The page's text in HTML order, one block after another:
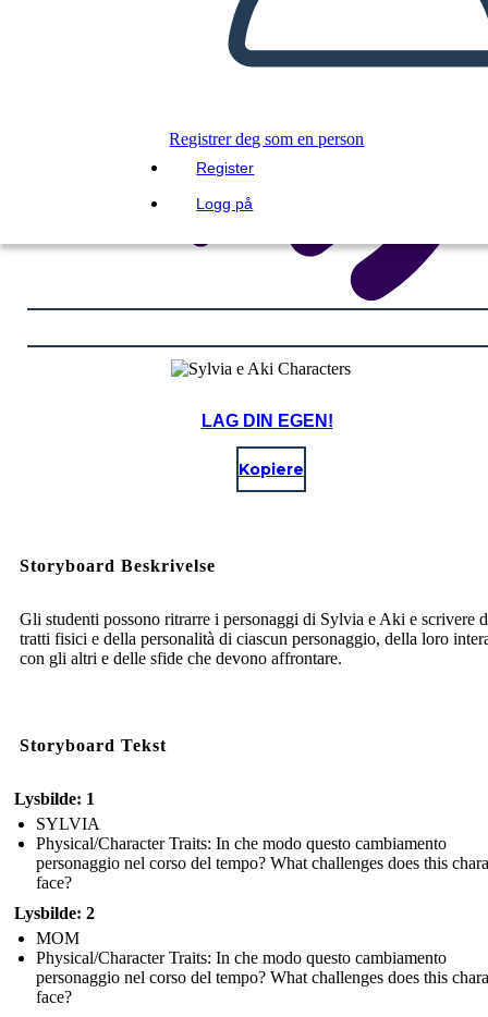
Registrer deg som en person
Register
Logg på
LAG DIN EGEN!
Kopiere
Storyboard Beskrivelse
Gli studenti possono ritrarre i personaggi di Sylvia e Aki e scrivere
tratti fisici e della personalità di ciascun personaggio, della loro
con gli altri e delle sfide che devono affrontare.
Storyboard Tekst
Lysbilde: 1
SYLVIA
Physical/Character Traits: In che modo questo cambiamento
personaggio nel corso del tempo? What challenges does this
face?
Lysbilde: 2
MOM
Physical/Character Traits: In che modo questo cambiamento
personaggio nel corso del tempo? What challenges does this
face?